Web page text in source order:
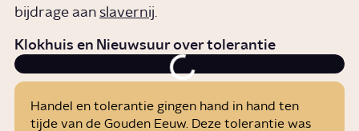
bijdrage aanslavernij.
Klokhuis en Nieuwsuur over tolerantie
Handel en tolerantie gingen hand in hand ten
tijde van de Gouden Eeuw. Deze tolerantie was